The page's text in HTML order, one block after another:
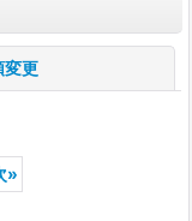
変更
»